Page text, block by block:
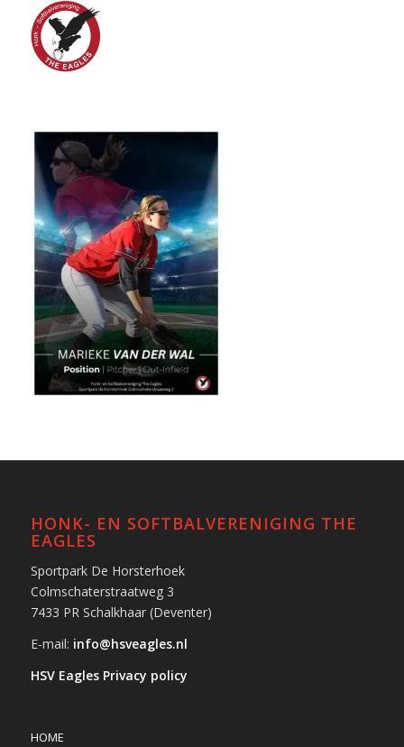
HONK- EN SOFTBALVERENIGING THE
EAGLES
Sportpark De Horsterhoek
Colmschaterstraatweg 3
7433 PR Schalkhaar (Deventer)
E-mail: info@hsveagles.nl
HSV Eagles Privacy policy
HOME